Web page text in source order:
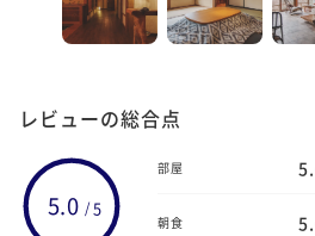
レビューの総合点
5.0 /5
部屋
朝食